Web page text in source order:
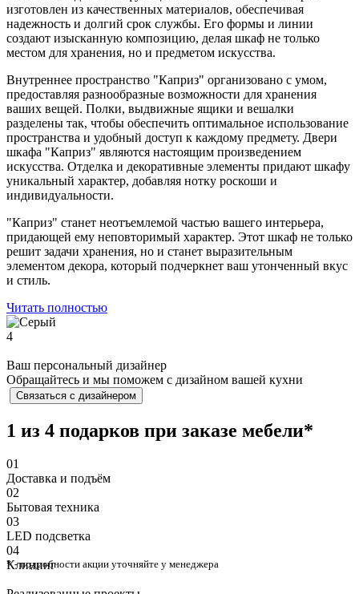
изготовлен из качественных материалов, обеспечивая
надежность и долгий срок службы. Его формы и линии
создают изысканную композицию, делая шкаф не только
местом для хранения, но и предметом искусства.
Внутреннее пространство "Каприз" организовано с умом,
предоставляя разнообразные возможности для хранения
ваших вещей. Полки, выдвижные ящики и вешалки
разделены так, чтобы обеспечить оптимальное использование
пространства и удобный доступ к каждому предмету. Двери
шкафа "Каприз" являются настоящим произведением
искусства. Отделка и декоративные элементы придают шкафу
уникальный характер, добавляя нотку роскоши и
индивидуальности.
"Каприз" станет неотъемлемой частью вашего интерьера,
придающей ему неповторимый характер. Этот шкаф не только
решит задачи хранения, но и станет выразительным
элементом декора, который подчеркнет ваш утонченный вкус
и стиль.
Читать полностью
4
Ваш персональный дизайнер
Обращайтесь и мы поможем с дизайном вашей кухни
Связаться с дизайнером
1 из 4 подарков при заказе мебели*
01
Доставка и подъём
02
Бытовая техника
03
⁠LED подсветка
04
Клининг
* - подробности акции уточняйте у менеджера